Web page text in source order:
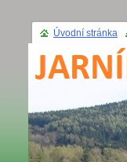
Úvodní stránka